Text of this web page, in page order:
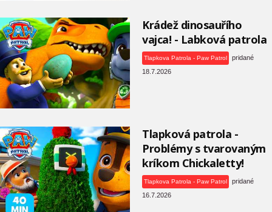
Krádež dinosauřího
vajca! - Labková patrola
Tlapkova Patrola - Paw Patrol
pridané
18.7.2026
Tlapková patrola -
Problémy s tvarovaným
kríkom Chickaletty!
Tlapkova Patrola - Paw Patrol
pridané
16.7.2026